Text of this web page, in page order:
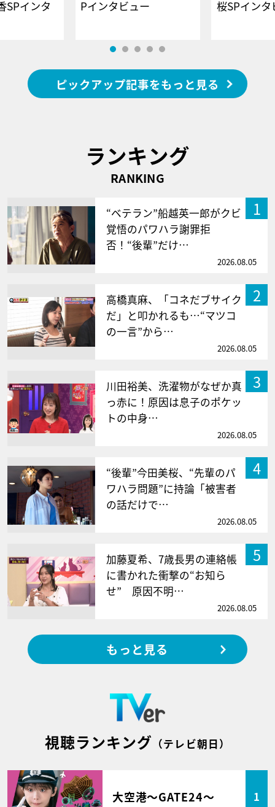
SPインタ Pインタビュー 桜SPイ
ピックアップ記事をもっと見る
ランキング
RANKING
1
“ベテラン”船越英一郎がクビ
覚悟のパワハラ謝罪拒
否！“後輩”だけ…
2026.08.05
2
高橋真麻、「コネだブサイク
だ」と叩かれるも…“マツコ
の一言”から…
2026.08.05
3
川田裕美、洗濯物がなぜか真
っ赤に！原因は息子のポケッ
トの中身…
2026.08.05
4
“後輩”今田美桜、“先輩のパ
ワハラ問題”に持論「被害者
の話だけで…
2026.08.05
5
加藤夏希、7歳長男の連絡帳
に書かれた衝撃の“お知ら
せ” 原因不明…
2026.08.05
もっと見る
視聴ランキング （テレビ朝日）
大空港～GATE24～ 1